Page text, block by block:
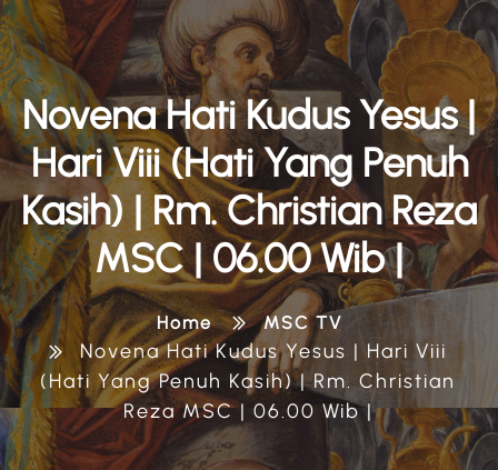
Novena Hati Kudus Yesus |
Hari Viii (Hati Yang Penuh
Kasih) | Rm. Christian Reza
MSC | 06.00 Wib |
Home MSC TV
Novena Hati Kudus Yesus | Hari Viii
(Hati Yang Penuh Kasih) | Rm. Christian
Reza MSC | 06.00 Wib |